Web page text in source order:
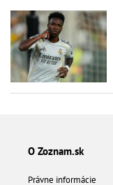
O Zoznam.sk
Právne informácie